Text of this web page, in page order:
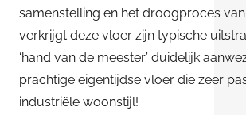
samenstelling en het droogproces
verkrijgt deze vloer zijn typische
‘hand van de meester’ duidelijk
prachtige eigentijdse vloer die zeer
industriële woonstijl!